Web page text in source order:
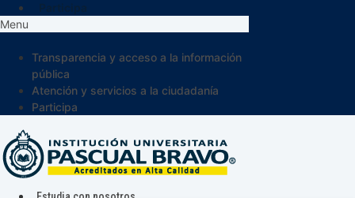
Menu
Transparencia y acceso a la información
pública
Atención y servicios a la ciudadanía
Participa